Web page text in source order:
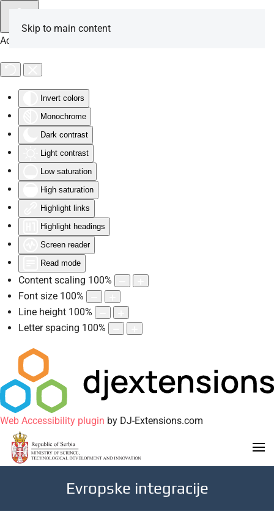
Accessibility Tools
Invert colors
Monochrome
Dark contrast
Light contrast
Low saturation
High saturation
Highlight links
Highlight headings
Screen reader
Read mode
Content scaling 100%
Font size 100%
Line height 100%
Letter spacing 100%
Web Accessibility plugin by DJ-Extensions.com
Skip to main content
Evropske integracije